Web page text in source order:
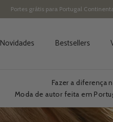
Portes grátis para Portugal
Novidades Bestsellers
Fazer a diferença
Moda de autor feita em